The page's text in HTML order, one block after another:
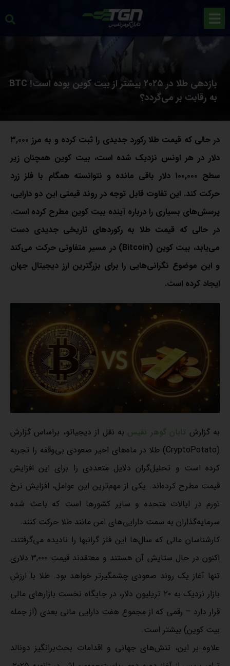
بازدهی طلا در ۲۰۲۵ بیشتر از بیت کوین بوده است! BTC
به رقابت بر می‌گردد؟
در حالی که قیمت طلا رکورد جدیدی را ثبت کرده و به مرز ۳,۰۰۰
دلار در هر اونس نزدیک شده است، بیت کوین همچنان زیر
سطح ۱۰۰,۰۰۰ دلار باقی مانده و نتوانسته همگام با فلز زرد
حرکت کند. این تفاوت قابل توجه در روند قیمتی این دو دارایی،
پرسش‌های بسیاری را درباره آینده بیت کوین مطرح کرده است.
در حالی که قیمت طلا به رکوردهای تاریخی جدیدی دست
می‌یابد، بیت کوین (Bitcoin) در مسیر متفاوتی حرکت می‌کند
و این موضوع نگرانی‌هایی را برای بزرگترین ارز دیجیتال جهان
ایجاد کرده است.
به گزارش تابان گوهر نفیس به نقل از دیجیاتو، براساس گزارش
(CryptoPotato) طلا در ماه‌های اخیر صعودی بی‌وقفه را تجربه
کرده است و تحلیل‌گران دلایل متعددی را برای این افزایش
قیمت مطرح کرده‌اند. یکی از مهم‌ترین این عوامل، افزایش نرخ
تورم در ایالات متحده و سایر کشورها است که باعث شده
سرمایه‌گذاران به سمت دارایی‌های امن مانند طلا حرکت کنند.
کارشناسان مالی که سال‌ها این فلز گرانبها را نادیده می‌گرفتند،
اکنون در حال ستایش آن هستند و معتقدند قیمت ۳,۰۰۰ دلاری
تنها آغاز یک روند صعودی چشمگیرتر خواهد بود. طلا با ارزش
بازار نزدیک به ۲۰ تریلیون دلار، در جایگاه نخست بازارهای مالی
قرار دارد – رقمی که از مجموع هفت دارایی مالی بعدی (از جمله
بیت کوین) بیشتر است.
علاوه بر این، تنش‌های جهانی و اقدامات بحث‌برانگیز دونالد